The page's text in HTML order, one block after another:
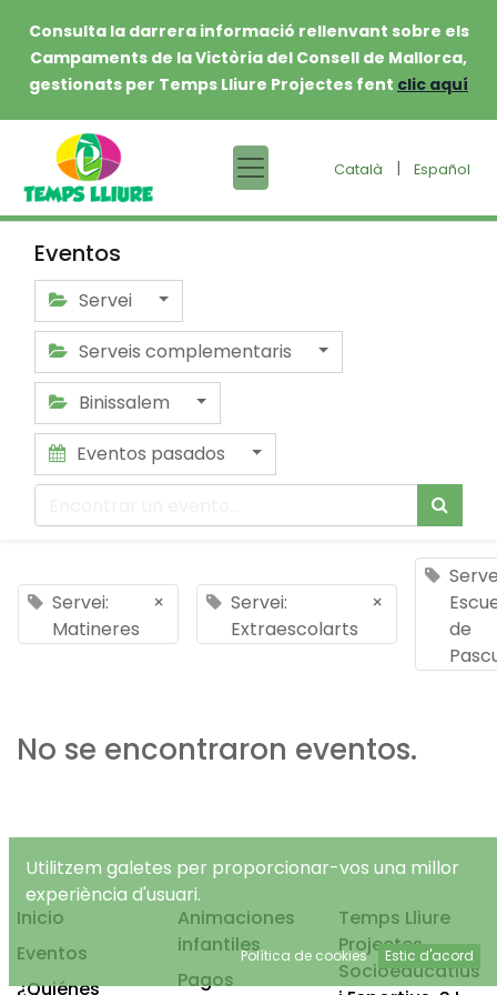
Consulta la darrera informació rellenvant sobre els
Campaments de la Victòria del Consell de Mallorca,
gestionats per Temps Lliure Projectes fent clic aquí
Català | Español
Eventos
Servei
Serveis complementaris
Binissalem
Eventos pasados
Servei:
Matineres
×
Servei:
Extraescolarts
×
de
No se encontraron eventos.
Inicio
Eventos
¿Quiénes
Animaciones
infantiles
Pagos
Temps Lliure
Projectes
Socioeducatius
Utilitzem galetes per proporcionar-vos una millor
experiència d'usuari.
Política de cookies Estic d'acord